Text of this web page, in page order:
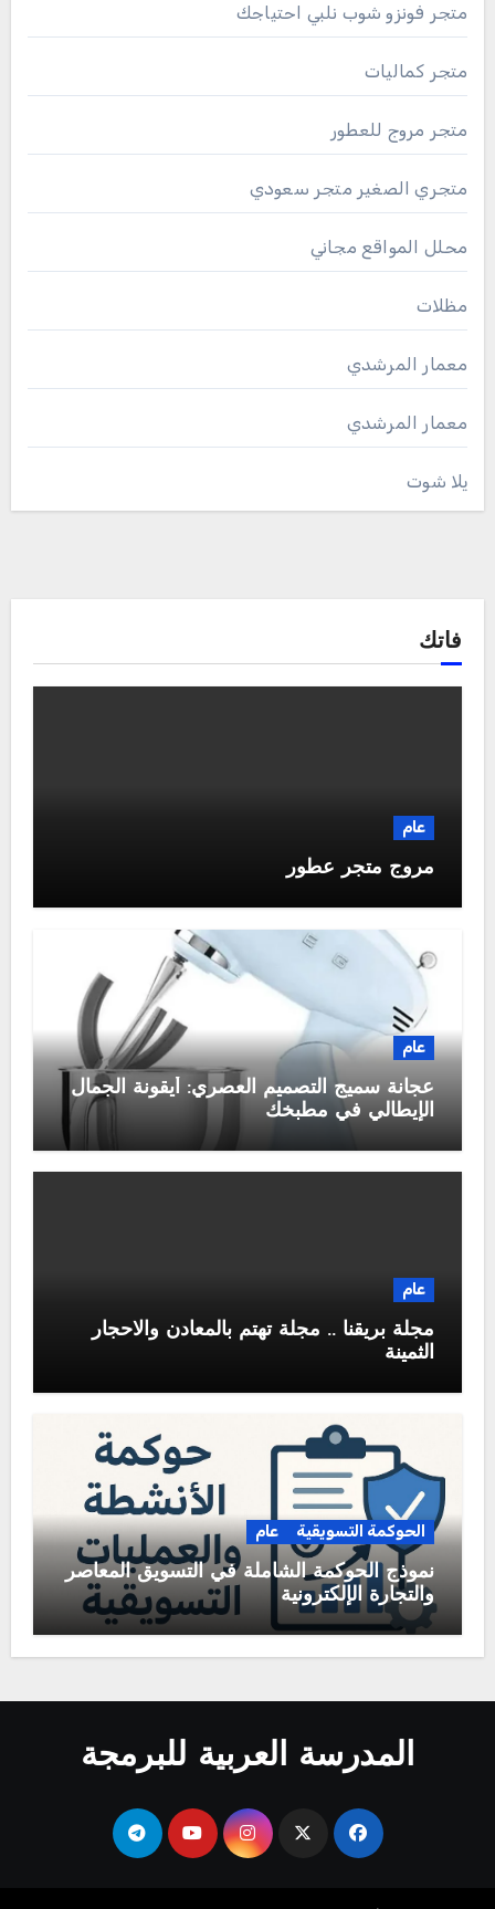
متجر فونزو شوب نلبي احتياجك
متجر كماليات
متجر مروج للعطور
متجري الصغير متجر سعودي
محلل المواقع مجاني
مظلات
معمار المرشدي
معمار المرشدي
يلا شوت
فاتك
عام
مروج متجر عطور
عام
عجانة سميج التصميم العصري: أيقونة الجمال
الإيطالي في مطبخك
عام
مجلة بريقنا .. مجلة تهتم بالمعادن والاحجار
الثمينة
الحوكمة التسويقية عام
نموذج الحوكمة الشاملة في التسويق المعاصر
والتجارة الإلكترونية
المدرسة العربية للبرمجة